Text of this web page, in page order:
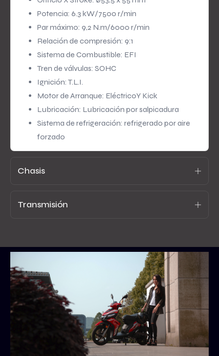
Potencia: 6.3 kW/7500 r/min
Par máximo: 9,2 N.m/6000 r/min
Relación de compresión: 9:1
Sistema de Combustible: EFI
Tren de válvulas: SOHC
Ignición: T.L.I.
Motor de Arranque: EléctricoY Kick
Lubricación: Lubricación por salpicadura
Sistema de refrigeración: refrigerado por aire
forzado
Chasis
Transmisión